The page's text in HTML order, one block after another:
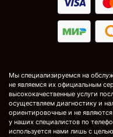
Мы специализируемся на
не являемся их официальным
высококачественные услуги
осуществляем диагностику и
ориентировочные и не
у наших специалистов по
используется нами лишь с